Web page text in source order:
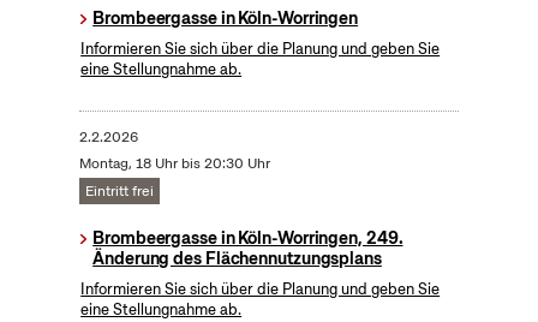
Brombeergasse in Köln-Worringen
Informieren Sie sich über die Planung und geben Sie
eine Stellungnahme ab.
2.2.2026
Montag, 18 Uhr bis 20:30 Uhr
Eintritt frei
Brombeergasse in Köln-Worringen, 249.
Änderung des Flächennutzungsplans
Informieren Sie sich über die Planung und geben Sie
eine Stellungnahme ab.